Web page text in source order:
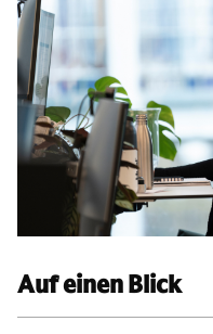
Auf einen Blick